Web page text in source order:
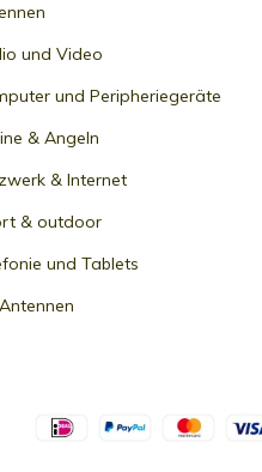
und Video
und Peripheriegeräte
& Angeln
& Internet
& outdoor
und Tablets